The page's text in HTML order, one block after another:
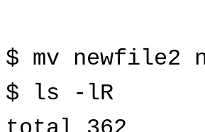
$ mv newfile2
$ ls -lR